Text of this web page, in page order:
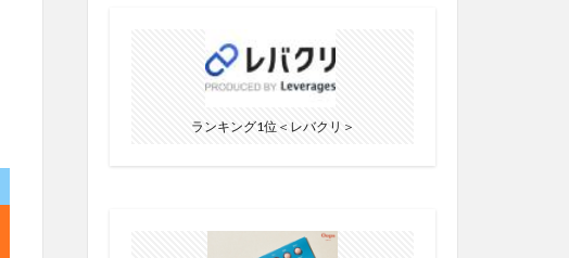
ランキング1位＜レバクリ＞